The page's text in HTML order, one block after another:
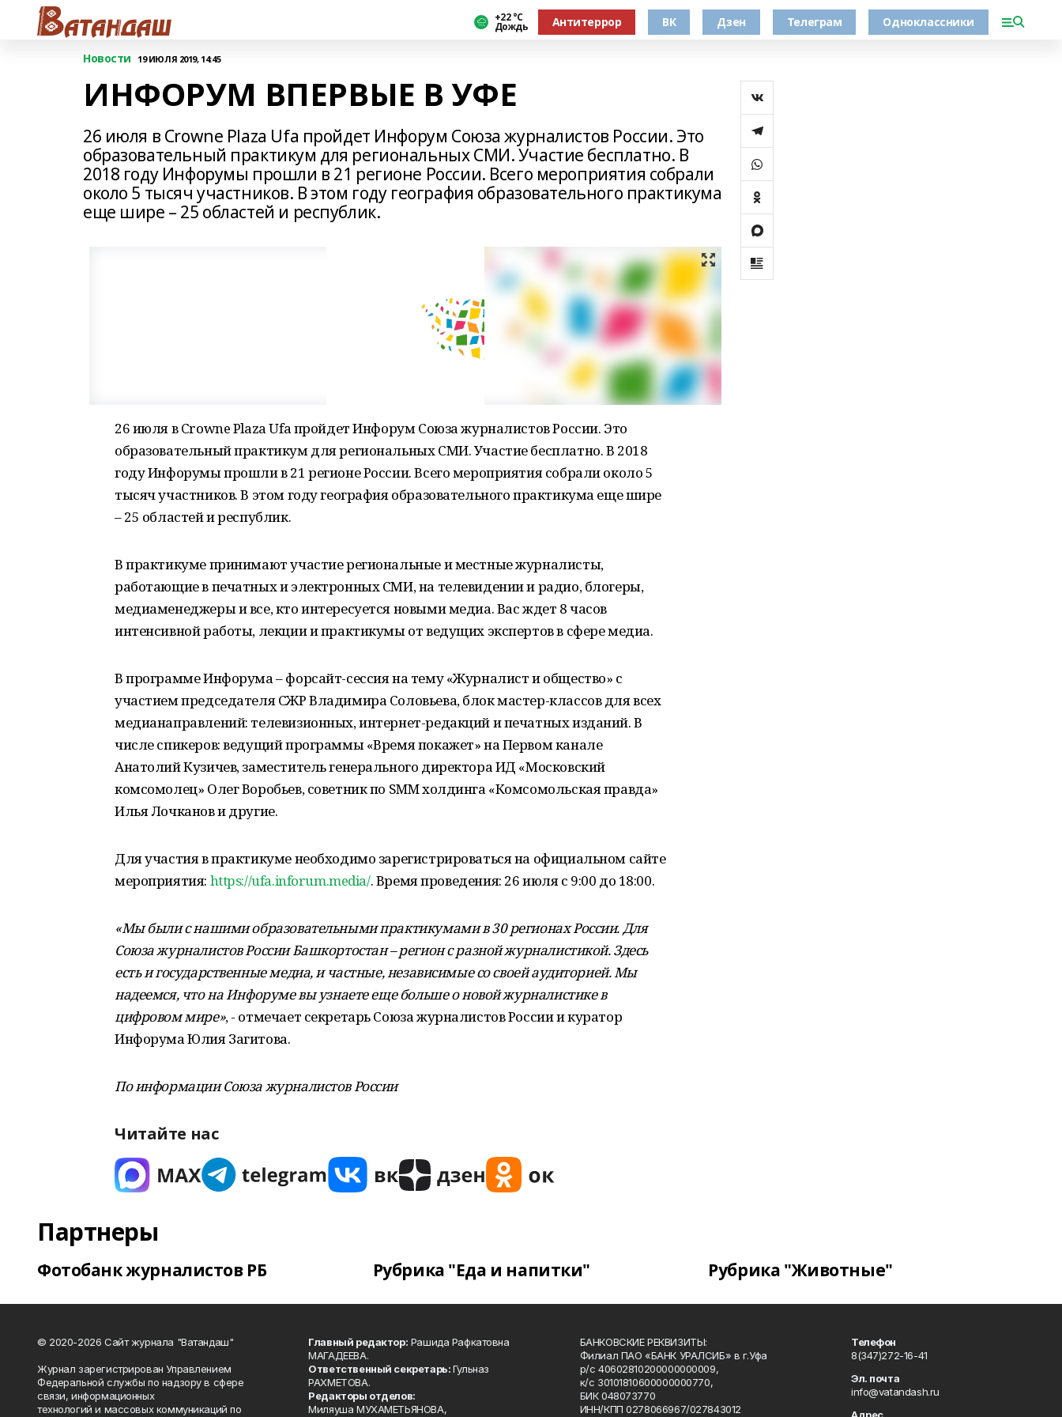
+22 °С
Дождь Антитеррор ВК Дзен Телеграм Одноклассники
Новости 19 ИЮЛЯ 2019, 14:45
ИНФОРУМ ВПЕРВЫЕ В УФЕ
26 июля в Crowne Plaza Ufa пройдет Инфорум Союза журналистов России. Это
образовательный практикум для региональных СМИ. Участие бесплатно. В
2018 году Инфорумы прошли в 21 регионе России. Всего мероприятия собрали
около 5 тысяч участников. В этом году география образовательного практикума
еще шире – 25 областей и республик.
26 июля в Crowne Plaza Ufa пройдет Инфорум Союза журналистов России. Это
образовательный практикум для региональных СМИ. Участие бесплатно. В 2018
году Инфорумы прошли в 21 регионе России. Всего мероприятия собрали около 5
тысяч участников. В этом году география образовательного практикума еще шире
– 25 областей и республик.
В практикуме принимают участие региональные и местные журналисты,
работающие в печатных и электронных СМИ, на телевидении и радио, блогеры,
медиаменеджеры и все, кто интересуется новыми медиа. Вас ждет 8 часов
интенсивной работы, лекции и практикумы от ведущих экспертов в сфере медиа.
В программе Инфорума – форсайт-сессия на тему «Журналист и общество» с
участием председателя СЖР Владимира Соловьева, блок мастер-классов для всех
медианаправлений: телевизионных, интернет-редакций и печатных изданий. В
числе спикеров: ведущий программы «Время покажет» на Первом канале
Анатолий Кузичев, заместитель генерального директора ИД «Московский
комсомолец» Олег Воробьев, советник по SMM холдинга «Комсомольская правда»
Илья Лочканов и другие.
Для участия в практикуме необходимо зарегистрироваться на официальном сайте
мероприятия: https://ufa.inforum.media/. Время проведения: 26 июля с 9:00 до 18:00.
«Мы были с нашими образовательными практикумами в 30 регионах России. Для
Союза журналистов России Башкортостан – регион с разной журналистикой. Здесь
есть и государственные медиа, и частные, независимые со своей аудиторией. Мы
надеемся, что на Инфоруме вы узнаете еще больше о новой журналистике в
цифровом мире», - отмечает секретарь Союза журналистов России и куратор
Инфорума Юлия Загитова.
По информации Союза журналистов России
Читайте нас
Партнеры
Фотобанк журналистов РБ Рубрика "Еда и напитки" Рубрика "Животные"
© 2020-2026 Сайт журнала "Ватандаш"
Журнал зарегистрирован Управлением
Федеральной службы по надзору в сфере
связи, информационных
технологий и массовых коммуникаций по
Главный редактор: Рашида Рафкатовна
МАГАДЕЕВА.
Ответственный секретарь:Гульназ
РАХМЕТОВА.
Редакторы отделов:
Миляуша МУХАМЕТЬЯНОВА,
БАНКОВСКИЕ РЕКВИЗИТЫ:
Филиал ПАО «БАНК УРАЛСИБ» в г.Уфа
р/с 40602810200000000009,
к/с 30101810600000000770,
БИК 048073770
ИНН/КПП 0278066967/027843012
Телефон
8(347)272-16-41
Эл. почта
info@vatandash.ru